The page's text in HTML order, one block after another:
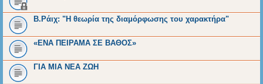
Β.Ράιχ: "Η θεωρία της διαμόρφωσης του χαρακτήρα"
«ΕΝΑ ΠΕΙΡΑΜΑ ΣΕ ΒΑΘΟΣ»
ΓΙΑ ΜΙΑ ΝΕΑ ΖΩΗ